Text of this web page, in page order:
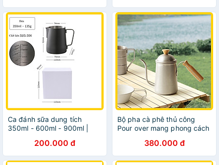
Ca đánh sữa dung tích
350ml - 600ml - 900ml |
Cappuccino200.000 đ
Bộ pha cà phê thủ công
Pour over mang phong cách
380.000 đ